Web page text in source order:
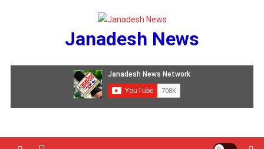
Janadesh News